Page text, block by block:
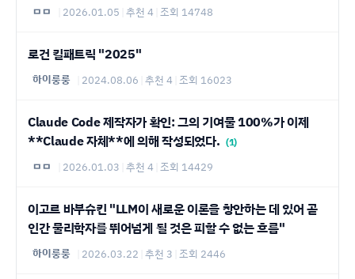
ㅁㅁ 2026.01.05 추천 4 조회 14748
로건 킬패트릭 "2025"
하이룽룽 2024.08.06 추천 4 조회 16023
Claude Code 제작자가 확인: 그의 기여물 100%가 이제
**Claude 자체**에 의해 작성되었다. (1)
ㅁㅁ 2026.01.03 추천 4 조회 14429
이고르 바부슈킨 "LLM이 새로운 이론을 창안하는 데 있어 곧
인간 물리학자를 뛰어넘게 될 것은 피할 수 없는 흐름"
하이룽룽 2026.03.22 추천 3 조회 2446